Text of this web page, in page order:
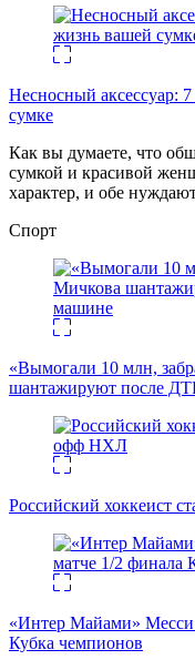
Несносный аксессуар:
сумке
Как вы думаете, что
сумкой и красивой
характер, и обе
Спорт
«Вымогали 10 млн,
шантажируют после
Российский хоккеист
«Интер Майами» Месси
Кубка чемпионов